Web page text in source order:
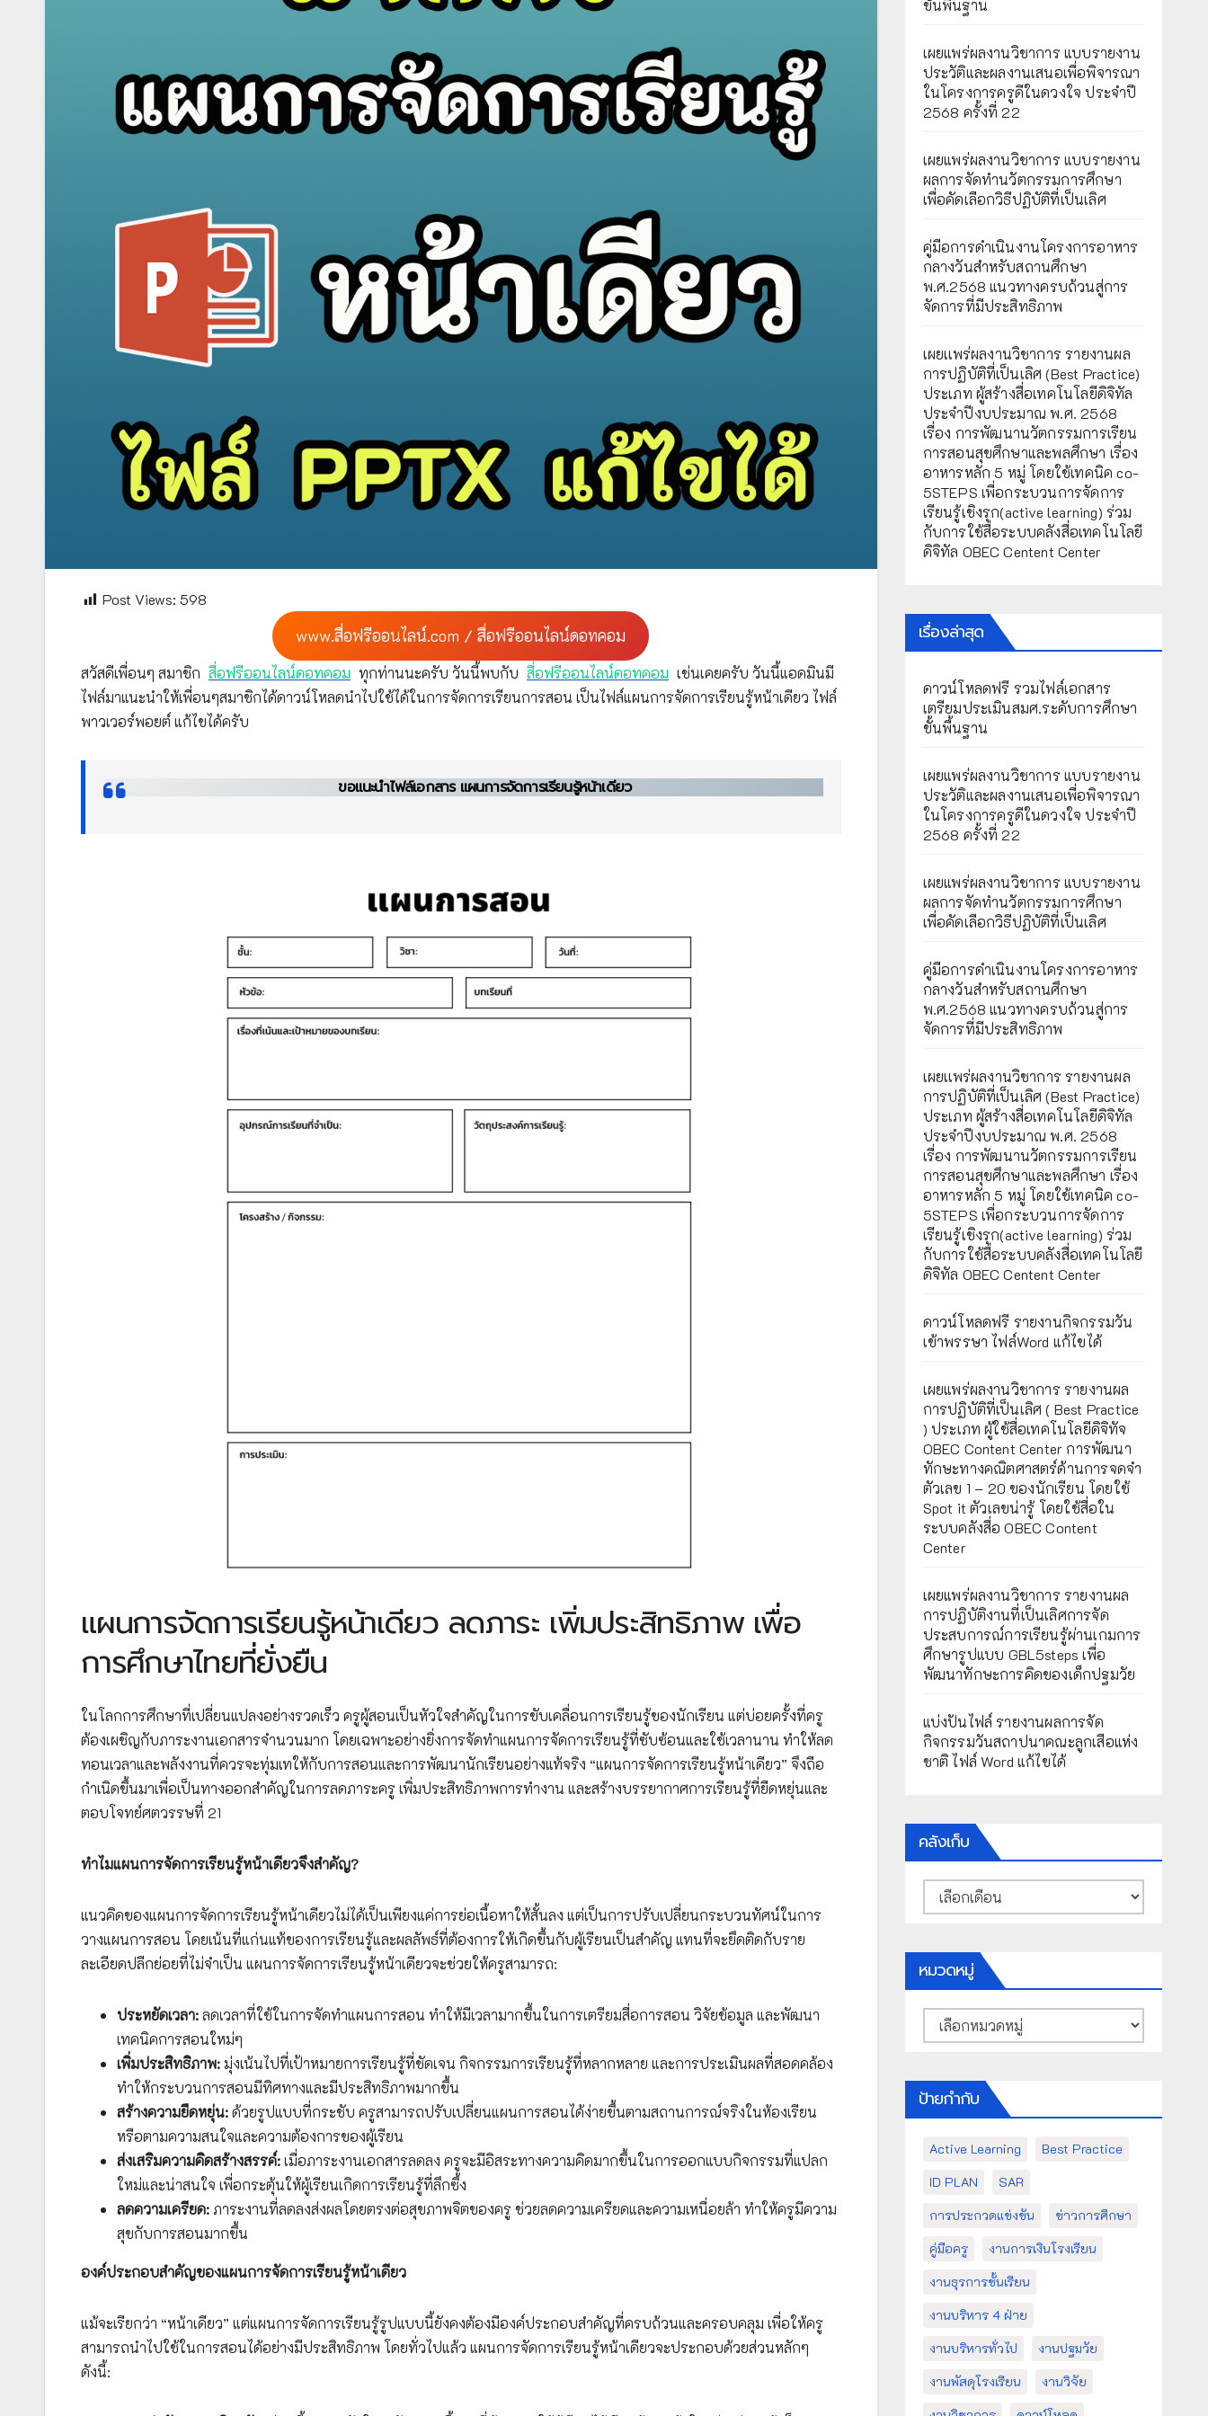
Post Views: 598
www.สื่อฟรีออนไลน์.com / สื่อฟรีออนไลน์ดอทคอม
สวัสดีเพื่อนๆ สมาชิก สื่อฟรีออนไลน์ดอทคอม ทุกท่านนะครับ วันนี้พบกับ สื่อฟรีออนไลน์ดอทคอม เช่นเคยครับ วันนี้แอดมินมี
ไฟล์มาแนะนำให้เพื่อนๆสมาชิกได้ดาวน์โหลดนำไปใช้ได้ในการจัดการเรียนการสอน เป็นไฟล์แผนการจัดการเรียนรู้หน้าเดียว ไฟล์
พาวเวอร์พอยต์ แก้ไขได้ครับ
ขอแนะนำไฟล์เอกสาร แผนการจัดการเรียนรู้หน้าเดียว
แผนการจัดการเรียนรู้หน้าเดียว ลดภาระ เพิ่มประสิทธิภาพ เพื่อ
การศึกษาไทยที่ยั่งยืน
ในโลกการศึกษาที่เปลี่ยนแปลงอย่างรวดเร็ว ครูผู้สอนเป็นหัวใจสำคัญในการขับเคลื่อนการเรียนรู้ของนักเรียน แต่บ่อยครั้งที่ครู
ต้องเผชิญกับภาระงานเอกสารจำนวนมาก โดยเฉพาะอย่างยิ่งการจัดทำแผนการจัดการเรียนรู้ที่ซับซ้อนและใช้เวลานาน ทำให้ลด
ทอนเวลาและพลังงานที่ควรจะทุ่มเทให้กับการสอนและการพัฒนานักเรียนอย่างแท้จริง “แผนการจัดการเรียนรู้หน้าเดียว” จึงถือ
กำเนิดขึ้นมาเพื่อเป็นทางออกสำคัญในการลดภาระครู เพิ่มประสิทธิภาพการทำงาน และสร้างบรรยากาศการเรียนรู้ที่ยืดหยุ่นและ
ตอบโจทย์ศตวรรษที่ 21
ทำไมแผนการจัดการเรียนรู้หน้าเดียวจึงสำคัญ?
แนวคิดของแผนการจัดการเรียนรู้หน้าเดียวไม่ได้เป็นเพียงแค่การย่อเนื้อหาให้สั้นลง แต่เป็นการปรับเปลี่ยนกระบวนทัศน์ในการ
วางแผนการสอน โดยเน้นที่แก่นแท้ของการเรียนรู้และผลลัพธ์ที่ต้องการให้เกิดขึ้นกับผู้เรียนเป็นสำคัญ แทนที่จะยึดติดกับราย
ละเอียดปลีกย่อยที่ไม่จำเป็น แผนการจัดการเรียนรู้หน้าเดียวจะช่วยให้ครูสามารถ:
ประหยัดเวลา:ลดเวลาที่ใช้ในการจัดทำแผนการสอน ทำให้มีเวลามากขึ้นในการเตรียมสื่อการสอน วิจัยข้อมูล และพัฒนา
เทคนิคการสอนใหม่ๆ
เพิ่มประสิทธิภาพ:มุ่งเน้นไปที่เป้าหมายการเรียนรู้ที่ชัดเจน กิจกรรมการเรียนรู้ที่หลากหลาย และการประเมินผลที่สอดคล้อง
ทำให้กระบวนการสอนมีทิศทางและมีประสิทธิภาพมากขึ้น
สร้างความยืดหยุ่น:ด้วยรูปแบบที่กระชับ ครูสามารถปรับเปลี่ยนแผนการสอนได้ง่ายขึ้นตามสถานการณ์จริงในห้องเรียน
หรือตามความสนใจและความต้องการของผู้เรียน
ส่งเสริมความคิดสร้างสรรค์:เมื่อภาระงานเอกสารลดลง ครูจะมีอิสระทางความคิดมากขึ้นในการออกแบบกิจกรรมที่แปลก
ใหม่และน่าสนใจ เพื่อกระตุ้นให้ผู้เรียนเกิดการเรียนรู้ที่ลึกซึ้ง
ลดความเครียด:ภาระงานที่ลดลงส่งผลโดยตรงต่อสุขภาพจิตของครู ช่วยลดความเครียดและความเหนื่อยล้า ทำให้ครูมีความ
สุขกับการสอนมากขึ้น
องค์ประกอบสำคัญของแผนการจัดการเรียนรู้หน้าเดียว
แม้จะเรียกว่า “หน้าเดียว” แต่แผนการจัดการเรียนรู้รูปแบบนี้ยังคงต้องมีองค์ประกอบสำคัญที่ครบถ้วนและครอบคลุม เพื่อให้ครู
สามารถนำไปใช้ในการสอนได้อย่างมีประสิทธิภาพ โดยทั่วไปแล้ว แผนการจัดการเรียนรู้หน้าเดียวจะประกอบด้วยส่วนหลักๆ
ดังนี้:
ขั้นพื้นฐาน
เผยแพร่ผลงานวิชาการ แบบรายงาน
ประวัติและผลงานเสนอเพื่อพิจารณา
ในโครงการครูดีในดวงใจ ประจำปี
2568 ครั้งที่ 22
เผยแพร่ผลงานวิชาการ แบบรายงาน
ผลการจัดทำนวัตกรรมการศึกษา
เพื่อคัดเลือกวิธีปฏิบัติที่เป็นเลิศ
คู่มือการดำเนินงานโครงการอาหาร
กลางวันสำหรับสถานศึกษา
พ.ศ.2568 แนวทางครบถ้วนสู่การ
จัดการที่มีประสิทธิภาพ
เผยเเพร่ผลงานวิชาการ รายงานผล
การปฏิบัติที่เป็นเลิศ (Best Practice)
ประเภท ผู้สร้างสื่อเทคโนโลยีดิจิทัล
ประจำปีงบประมาณ พ.ศ. 2568
เรื่อง การพัฒนานวัตกรรมการเรียน
การสอนสุขศึกษาและพลศึกษา เรื่อง
อาหารหลัก 5 หมู่ โดยใช้เทคนิค co-
5STEPS เพื่อกระบวนการจัดการ
เรียนรู้เชิงรุก(active learning) ร่วม
กับการใช้สื่อระบบคลังสื่อเทคโนโลยี
ดิจิทัล OBEC Centent Center
เรื่องล่าสุด
ดาวน์โหลดฟรี รวมไฟล์เอกสาร
เตรียมประเมินสมศ.ระดับการศึกษา
ขั้นพื้นฐาน
เผยแพร่ผลงานวิชาการ แบบรายงาน
ประวัติและผลงานเสนอเพื่อพิจารณา
ในโครงการครูดีในดวงใจ ประจำปี
2568 ครั้งที่ 22
เผยแพร่ผลงานวิชาการ แบบรายงาน
ผลการจัดทำนวัตกรรมการศึกษา
เพื่อคัดเลือกวิธีปฏิบัติที่เป็นเลิศ
คู่มือการดำเนินงานโครงการอาหาร
กลางวันสำหรับสถานศึกษา
พ.ศ.2568 แนวทางครบถ้วนสู่การ
จัดการที่มีประสิทธิภาพ
เผยเเพร่ผลงานวิชาการ รายงานผล
การปฏิบัติที่เป็นเลิศ (Best Practice)
ประเภท ผู้สร้างสื่อเทคโนโลยีดิจิทัล
ประจำปีงบประมาณ พ.ศ. 2568
เรื่อง การพัฒนานวัตกรรมการเรียน
การสอนสุขศึกษาและพลศึกษา เรื่อง
อาหารหลัก 5 หมู่ โดยใช้เทคนิค co-
5STEPS เพื่อกระบวนการจัดการ
เรียนรู้เชิงรุก(active learning) ร่วม
กับการใช้สื่อระบบคลังสื่อเทคโนโลยี
ดิจิทัล OBEC Centent Center
ดาวน์โหลดฟรี รายงานกิจกรรมวัน
เข้าพรรษา ไฟล์Word แก้ไขได้
เผยแพร่ผลงานวิชาการ รายงานผล
การปฏิบัติที่เป็นเลิศ ( Best Practice
) ประเภท ผู้ใช้สื่อเทคโนโลยีดิจิทัจ
OBEC Content Center การพัฒนา
ทักษะทางคณิตศาสตร์ด้านการจดจำ
ตัวเลข 1 – 20 ของนักเรียน โดยใช้
Spot it ตัวเลขน่ารู้ โดยใช้สื่อใน
ระบบคลังสื่อ OBEC Content
Center
เผยแพร่ผลงานวิชาการ รายงานผล
การปฏิบัติงานที่เป็นเลิศการจัด
ประสบการณ์การเรียนรู้ผ่านเกมการ
ศึกษารูปแบบ GBL5steps เพื่อ
พัฒนาทักษะการคิดของเด็กปฐมวัย
แบ่งปันไฟล์ รายงานผลการจัด
กิจกรรมวันสถาปนาคณะลูกเสือแห่ง
ชาติ ไฟล์ Word แก้ไขได้
คลังเก็บ
คลัง
เก็บ
หมวดหมู่
หมวด
หมู่
ป้ายกำกับ
Active Learning
Best Practice
ID PLAN
SAR
การประกวดแข่งขัน
ข่าวการศึกษา
คู่มือครู
งานการเงินโรงเรียน
งานธุรการชั้นเรียน
งานบริหาร 4 ฝ่าย
งานบริหารทั่วไป
งานปฐมวัย
งานพัสดุโรงเรียน
งานวิจัย